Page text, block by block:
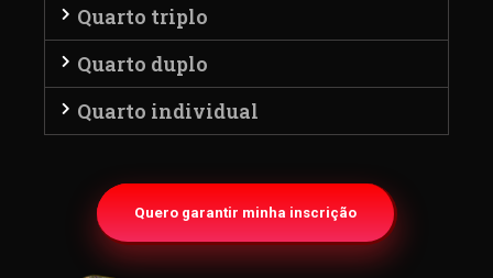
Quarto triplo
Quarto duplo
Quarto individual
Quero garantir minha inscrição